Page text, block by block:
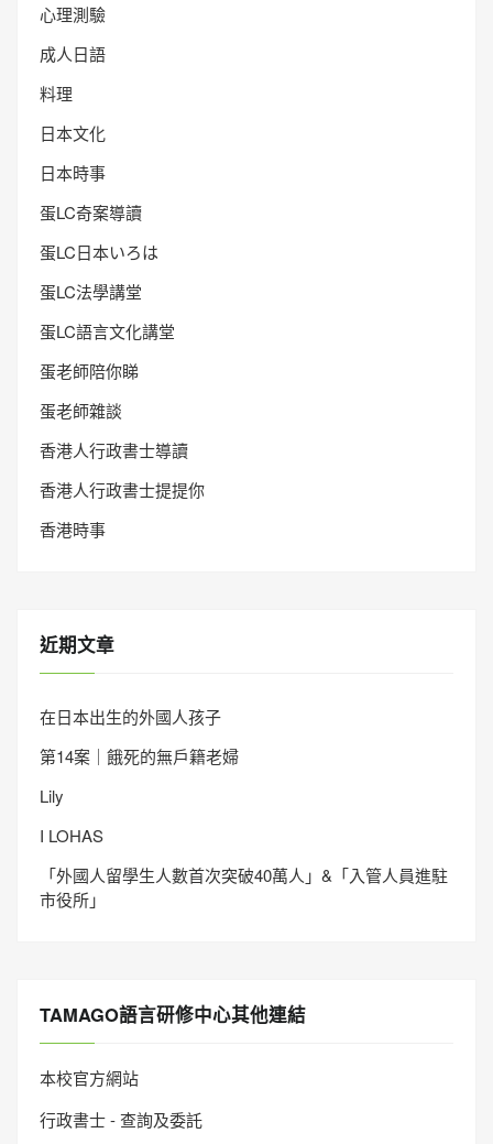
心理測驗
成人日語
料理
日本文化
日本時事
蛋LC奇案導讀
蛋LC日本いろは
蛋LC法學講堂
蛋LC語言文化講堂
蛋老師陪你睇
蛋老師雜談
香港人行政書士導讀
香港人行政書士提提你
香港時事
近期文章
在日本出生的外國人孩子
第14案｜餓死的無戶籍老婦
Lily
I LOHAS
「外國人留學生人數首次突破40萬人」&「入管人員進駐
市役所」
TAMAGO語言研修中心其他連結
本校官方網站
行政書士 - 查詢及委託